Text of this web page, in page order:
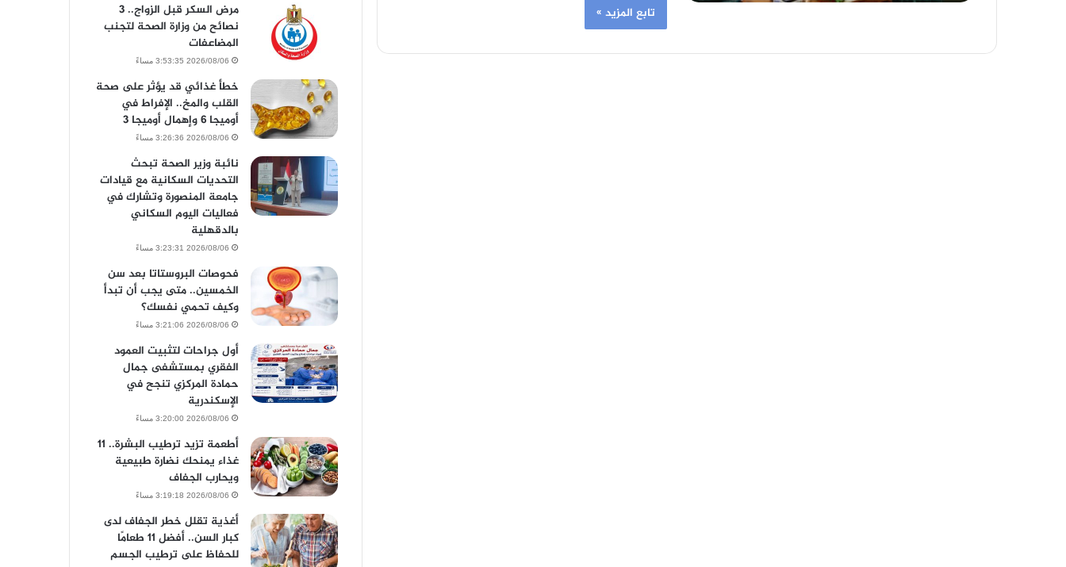
تابع المزيد »
مرض السكر قبل الزواج.. 3
نصائح من وزارة الصحة لتجنب
المضاعفات
2026/08/06 3:53:35 مساءً
خطأ غذائي قد يؤثر على صحة
القلب والمخ.. الإفراط في
أوميجا 6 وإهمال أوميجا 3
2026/08/06 3:26:36 مساءً
نائبة وزير الصحة تبحث
التحديات السكانية مع قيادات
جامعة المنصورة وتشارك في
فعاليات اليوم السكاني
بالدقهلية
2026/08/06 3:23:31 مساءً
فحوصات البروستاتا بعد سن
الخمسين.. متى يجب أن تبدأ
وكيف تحمي نفسك؟
2026/08/06 3:21:06 مساءً
أول جراحات لتثبيت العمود
الفقري بمستشفى جمال
حمادة المركزي تنجح في
الإسكندرية
2026/08/06 3:20:00 مساءً
أطعمة تزيد ترطيب البشرة.. 11
غذاء يمنحك نضارة طبيعية
ويحارب الجفاف
2026/08/06 3:19:18 مساءً
أغذية تقلل خطر الجفاف لدى
كبار السن.. أفضل 11 طعامًا
للحفاظ على ترطيب الجسم